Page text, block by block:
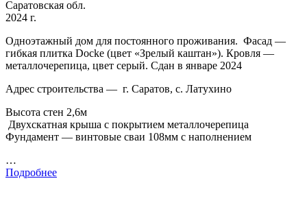
Саратовская обл.
2024 г.
Одноэтажный дом для постоянного проживания. Фасад —
гибкая плитка Docke (цвет «Зрелый каштан»). Кровля —
металлочерепица, цвет серый. Сдан в январе 2024
Адрес строительства — г. Саратов, с. Латухино
Высота стен 2,6м
Двухскатная крыша с покрытием металлочерепица
Фундамент — винтовые сваи 108мм с наполнением
…
Подробнее